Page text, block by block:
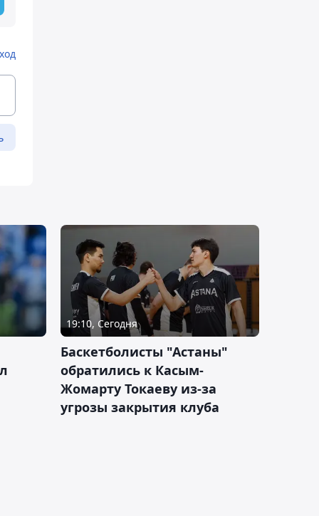
19:10, Сегодня
Баскетболисты "Астаны"
обратились к Касым-
Жомарту Токаеву из-за
угрозы закрытия клуба